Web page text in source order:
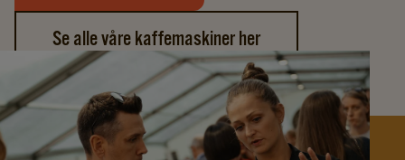
Se alle våre kaffemaskiner her